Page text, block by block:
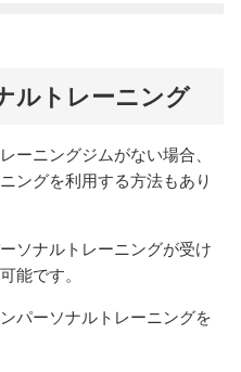
ルトレーニング
ーニングジムがない場合、
ングを利用する方法もあり
ソナルトレーニングが受け
能です。
パーソナルトレーニングを